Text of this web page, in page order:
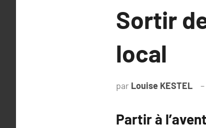
Sortir
local
par Louise KESTEL
Partir à